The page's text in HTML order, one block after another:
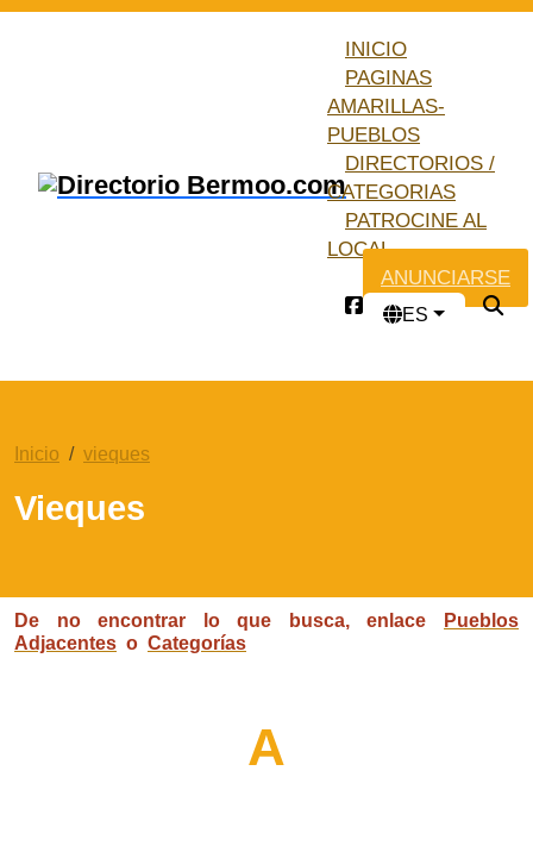
INICIO
PAGINAS
AMARILLAS-
PUEBLOS
DIRECTORIOS /
CATEGORIAS
PATROCINE AL
LOCAL
ANUNCIARSE
ES
Inicio vieques
Vieques
De no encontrar lo que busca, enlace
Pueblos
Adjacentes o Categorías
A